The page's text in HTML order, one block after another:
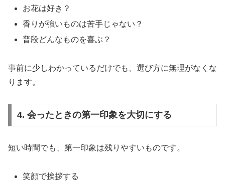
お花は好き？
香りが強いものは苦手じゃない？
普段どんなものを喜ぶ？
事前に少しわかっているだけでも、選び方に無理がなくな
ります。
4. 会ったときの第一印象を大切にする
短い時間でも、第一印象は残りやすいものです。
笑顔で挨拶する